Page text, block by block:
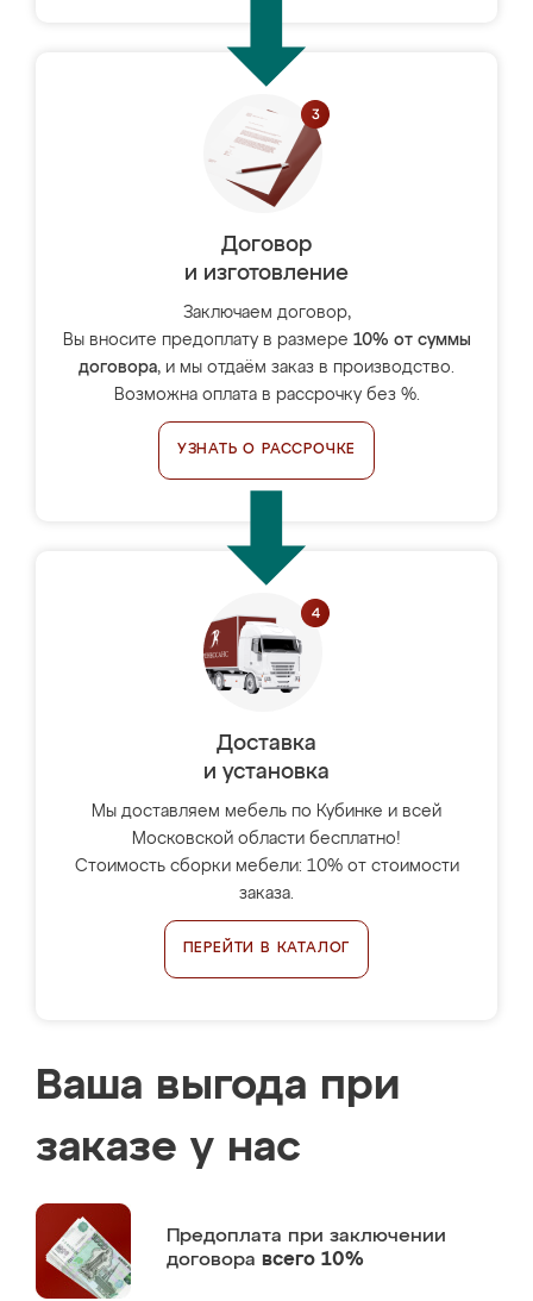
Договор
и изготовление
Заключаем договор,
Вы вносите предоплату в размере 10% от суммы
договора, и мы отдаём заказ в производство.
Возможна оплата в рассрочку без %.
УЗНАТЬ О РАССРОЧКЕ
Доставка
и установка
Мы доставляем мебель по Кубинке и всей
Московской области бесплатно!
Стоимость сборки мебели: 10% от стоимости
заказа.
ПЕРЕЙТИ В КАТАЛОГ
Ваша выгода при
заказе у нас
Предоплата при заключении
договора всего 10%